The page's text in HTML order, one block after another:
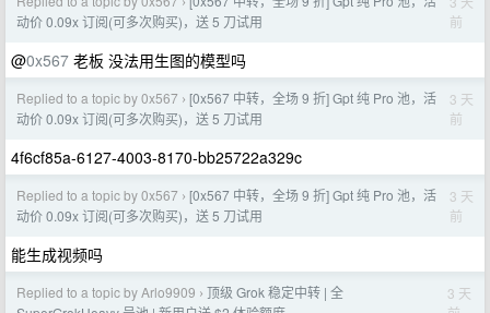
动价 0.09x 订阅(可多次购买)，送 5 刀试用
前
@0x567 老板 没法用生图的模型吗
Replied to a topic by 0x567 › [0x567 中转，全场 9 折] Gpt 纯 Pro 池，活
动价 0.09x 订阅(可多次购买)，送 5 刀试用
3 天
前
4f6cf85a-6127-4003-8170-bb25722a329c
Replied to a topic by 0x567 › [0x567 中转，全场 9 折] Gpt 纯 Pro 池，活
动价 0.09x 订阅(可多次购买)，送 5 刀试用
3 天
前
能生成视频吗
Replied to a topic by Arlo9909 › 顶级 Grok 稳定中转 | 全
3 天